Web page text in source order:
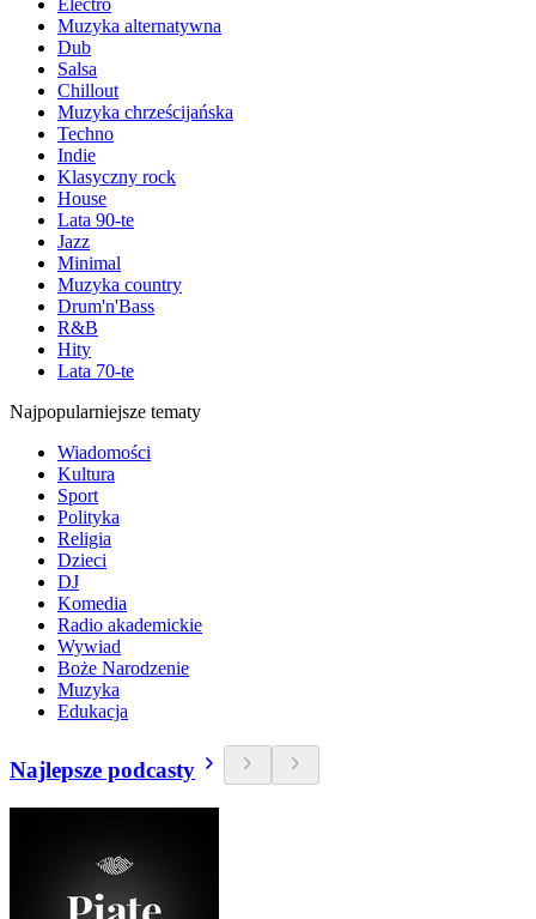
Electro
Muzyka alternatywna
Dub
Salsa
Chillout
Muzyka chrześcijańska
Techno
Indie
Klasyczny rock
House
Lata 90-te
Jazz
Minimal
Muzyka country
Drum'n'Bass
R&B
Hity
Lata 70-te
Najpopularniejsze tematy
Wiadomości
Kultura
Sport
Polityka
Religia
Dzieci
DJ
Komedia
Radio akademickie
Wywiad
Boże Narodzenie
Muzyka
Edukacja
Najlepsze podcasty